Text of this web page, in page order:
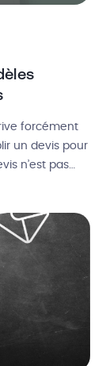
forcément
un devis pour
n’est pas
entrepreneur